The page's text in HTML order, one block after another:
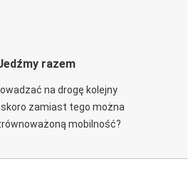
razem
na drogę kolejny
zamiast tego można
mobilność?